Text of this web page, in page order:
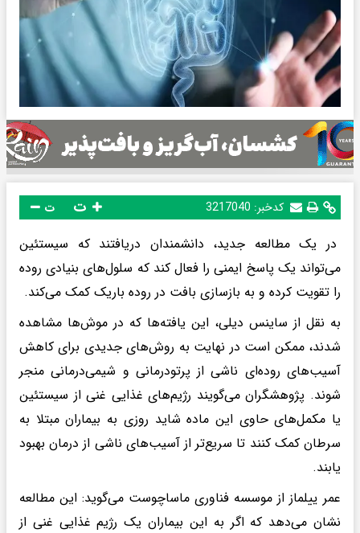
کدخبر: 3217040 ت
در یک مطالعه جدید، دانشمندان دریافتند که سیستئین
می‌تواند یک پاسخ ایمنی را فعال کند که سلول‌های بنیادی روده
را تقویت کرده و به بازسازی بافت در روده باریک کمک می‌کند.
به نقل از ساینس دیلی، این یافته‌ها که در موش‌ها مشاهده
شدند، ممکن است در نهایت به روش‌های جدیدی برای کاهش
آسیب‌های روده‌ای ناشی از پرتودرمانی و شیمی‌درمانی منجر
شوند. پژوهشگران می‌گویند رژیم‌های غذایی غنی از سیستئین
یا مکمل‌های حاوی این ماده شاید روزی به بیماران مبتلا به
سرطان کمک کنند تا سریع‌تر از آسیب‌های ناشی از درمان بهبود
یابند.
عمر ییلماز از موسسه فناوری ماساچوست می‌گوید: این مطالعه
نشان می‌دهد که اگر به این بیماران یک رژیم غذایی غنی از